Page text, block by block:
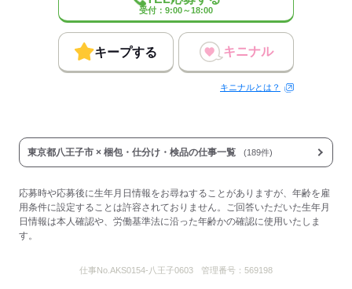
受付：9:00～18:00
キープする キニナル
キニナルとは？
東京都八王子市 × 梱包・仕分け・検品の仕事一覧 (189件)
応募時や応募後に生年月日情報をお尋ねすることがありますが、年齢を雇
用条件に設定することは許容されておりません。ご回答いただいた生年月
日情報は本人確認や、労働基準法に沿った年齢かの確認に使用いたしま
す。
仕事No.AKS0154-八王子0603 管理番号： 569198